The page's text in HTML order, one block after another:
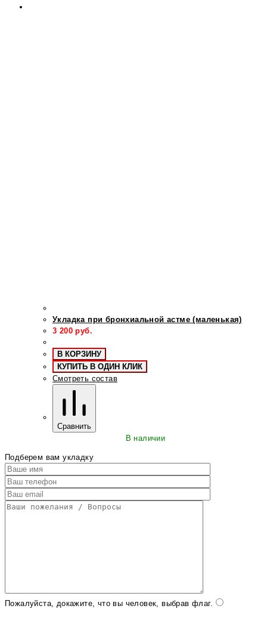
Укладка при бронхиальной астме (маленькая)
3 200 руб.
В КОРЗИНУ
КУПИТЬ В ОДИН КЛИК
Смотреть состав
Сравнить
В наличии
Подберем вам укладку
Пожалуйста, докажите, что вы человек, выбрав флаг.